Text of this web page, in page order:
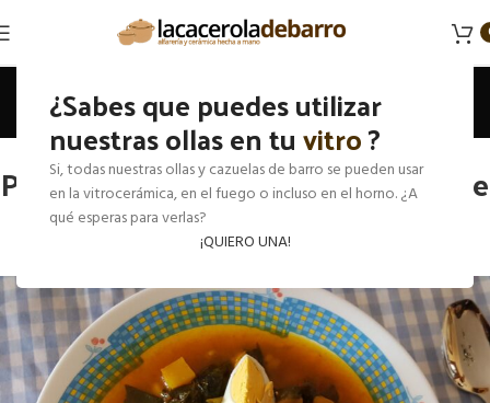
¿Sabes que puedes utilizar
nuestras ollas en tuvitro?
Si, todas nuestras ollas y cazuelas de barro se pueden usar
en la vitrocerámica, en el fuego o incluso en el horno. ¿A
qué esperas para verlas?
¡QUIERO UNA!
Blog
Inicio Recetas
RECETAS
Potaje de garbanzos y espinacas de
Semana Santa